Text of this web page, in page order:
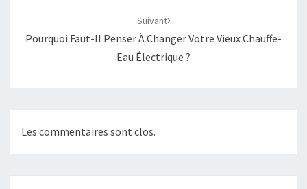
Suivant
Pourquoi Faut-Il Penser À Changer Votre Vieux Chauffe-
Eau Électrique ?
Les commentaires sont clos.